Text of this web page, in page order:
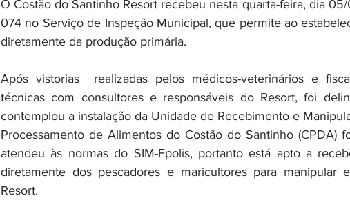
O Costão do Santinho Resort recebeu nesta quarta-feira, dia
074 no Serviço de Inspeção Municipal, que permite ao
diretamente da produção primária.
Após vistorias  realizadas pelos médicos-veterinários e
técnicas com consultores e responsáveis do Resort, foi
contemplou a instalação da Unidade de Recebimento e
Processamento de Alimentos do Costão do Santinho (CPDA)
atendeu às normas do SIM-Fpolis, portanto está apto a
diretamente dos pescadores e maricultores para manipular
Resort.